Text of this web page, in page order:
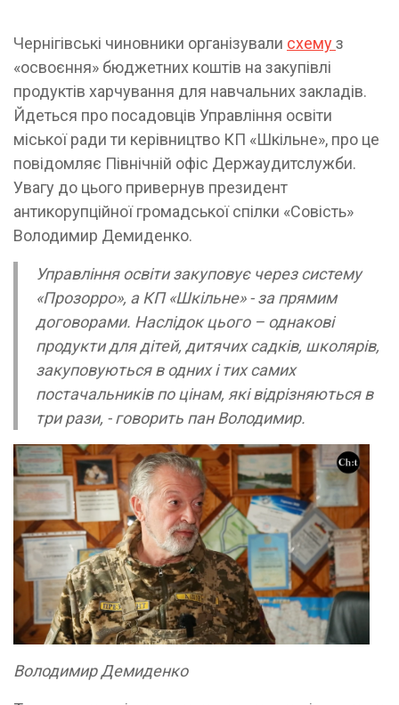
Чернігівські чиновники організували схемуз
«освоєння» бюджетних коштів на закупівлі
продуктів харчування для навчальних закладів.
Йдеться про посадовців Управління освіти
міської ради ти керівництво КП «Шкільне», про це
повідомляє Північній офіс Держаудитслужби.
Увагу до цього привернув президент
антикорупційної громадської спілки «Совість»
Володимир Демиденко.
Управління освіти закуповує через систему
«Прозорро», а КП «Шкільне» - за прямим
договорами. Наслідок цього – однакові
продукти для дітей, дитячих садків, школярів,
закуповуються в одних і тих самих
постачальників по цінам, які відрізняються в
три рази, - говорить пан Володимир.
Володимир Демиденко